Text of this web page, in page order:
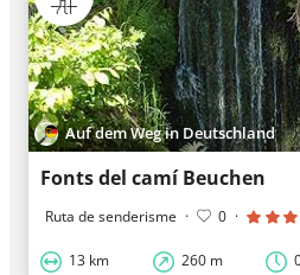
Auf dem Weg in Deutschland
Fonts del camí Beuchen
Ruta de senderisme · 0 ·
13 km 260 m